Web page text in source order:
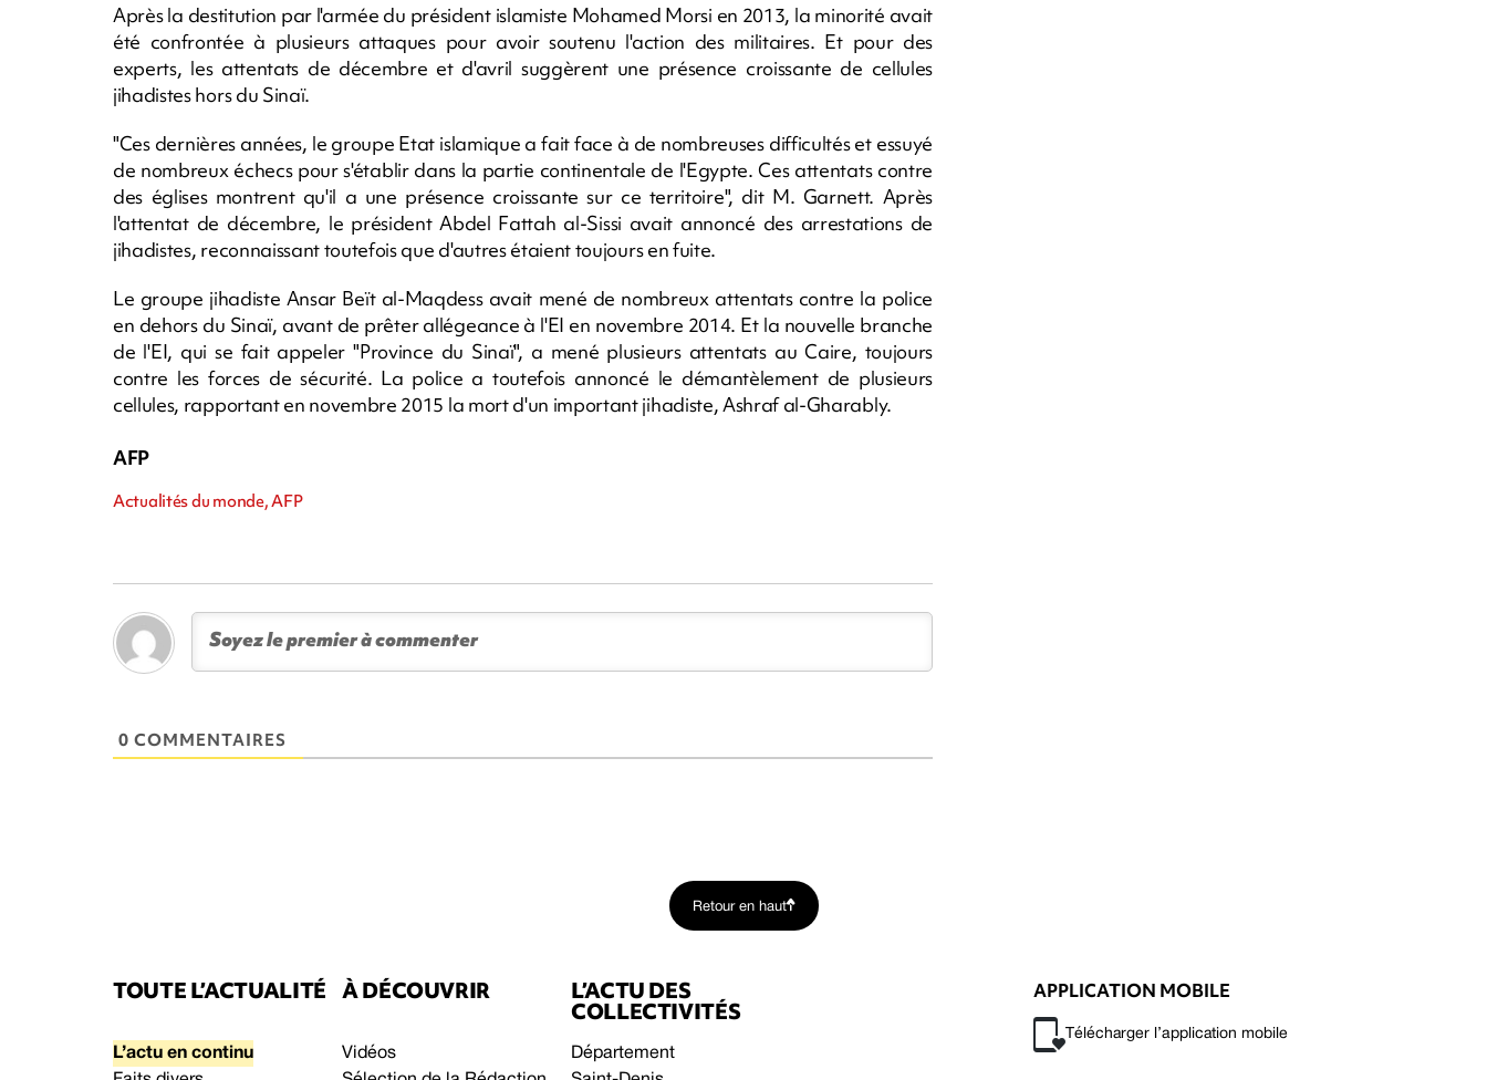
Après la destitution par l'armée du président islamiste Mohamed Morsi en 2013, la minorité avait
été confrontée à plusieurs attaques pour avoir soutenu l'action des militaires. Et pour des
experts, les attentats de décembre et d'avril suggèrent une présence croissante de cellules
jihadistes hors du Sinaï.
"Ces dernières années, le groupe Etat islamique a fait face à de nombreuses difficultés et essuyé
de nombreux échecs pour s'établir dans la partie continentale de l'Egypte. Ces attentats contre
des églises montrent qu'il a une présence croissante sur ce territoire", dit M. Garnett. Après
l'attentat de décembre, le président Abdel Fattah al-Sissi avait annoncé des arrestations de
jihadistes, reconnaissant toutefois que d'autres étaient toujours en fuite.
Le groupe jihadiste Ansar Beït al-Maqdess avait mené de nombreux attentats contre la police
en dehors du Sinaï, avant de prêter allégeance à l'EI en novembre 2014. Et la nouvelle branche
de l'EI, qui se fait appeler "Province du Sinaï", a mené plusieurs attentats au Caire, toujours
contre les forces de sécurité. La police a toutefois annoncé le démantèlement de plusieurs
cellules, rapportant en novembre 2015 la mort d'un important jihadiste, Ashraf al-Gharably.
AFP
Actualités du monde, AFP
0 COMMENTAIRES
Retour en haut
TOUTE L’ACTUALITÉ
L’actu en continu
À DÉCOUVRIR
Vidéos
L’ACTU DES
COLLECTIVITÉS
Département
APPLICATION MOBILE
Télécharger l’application mobile